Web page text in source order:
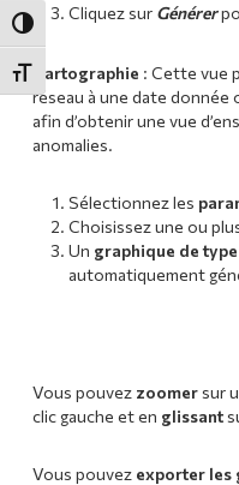
Passer en contraste élevé
Changer la taille de la police
Cliquez sur Générer
Cartographie : Cette vue
réseau à une date
afin d’obtenir une vue
anomalies.
Sélectionnez les
Choisissez une ou
Un graphique de
automatiquement
Vous pouvez zoomer sur
clic gauche et en glissant
Vous pouvez exporter les